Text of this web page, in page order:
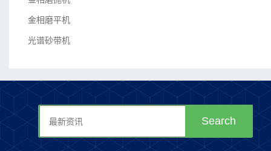
金相磨平机
光谱砂带机
Search